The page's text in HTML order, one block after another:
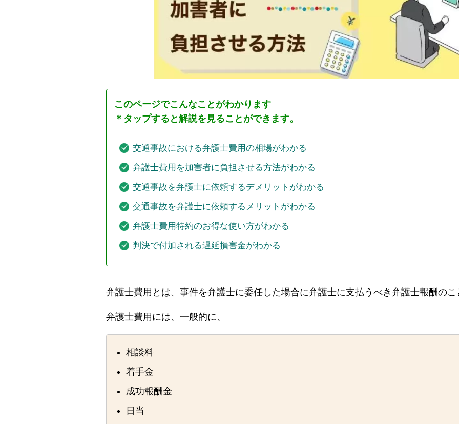
このページでこんなことがわかります
＊タップすると解説を見ることができます。
交通事故における弁護士費用の相場がわかる
弁護士費用を加害者に負担させる方法がわかる
交通事故を弁護士に依頼するデメリットがわかる
交通事故を弁護士に依頼するメリットがわかる
弁護士費用特約のお得な使い方がわかる
判決で付加される遅延損害金がわかる
弁護士費用とは、事件を弁護士に委任した場合に弁護士に支払うべき弁護士報酬のこ
弁護士費用には、一般的に、
相談料
着手金
成功報酬金
日当